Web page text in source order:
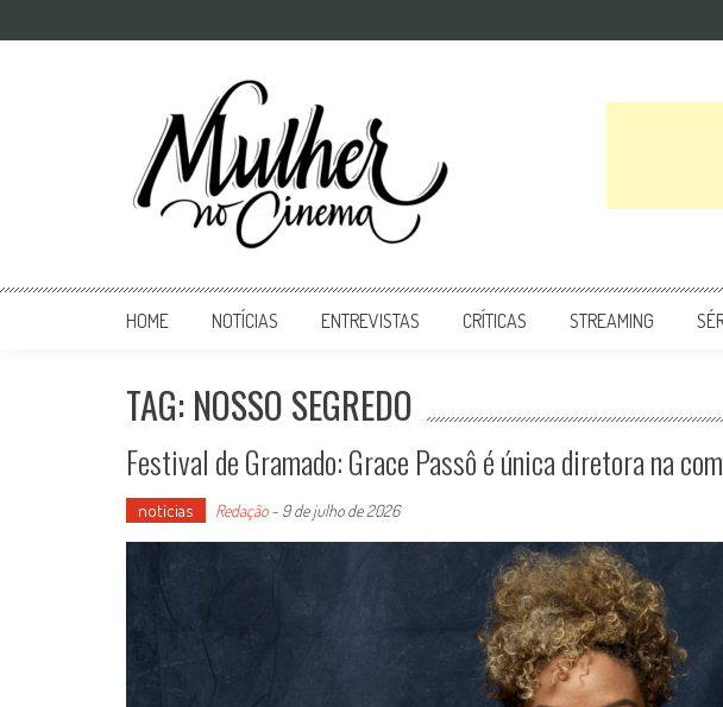
Mulher no Cinema
HOME NOTÍCIAS ENTREVISTAS CRÍTICAS STREAMING
TAG: NOSSO SEGREDO
Festival de Gramado: Grace Passô é única diretora na
notícias Redação- 9 de julho de 2026